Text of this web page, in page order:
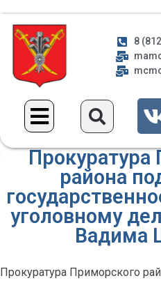
8
Прокуратура
района
уголовному
Вадима
Прокуратура Приморского